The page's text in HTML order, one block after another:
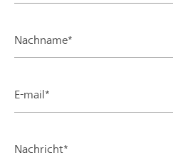
Nachname*
E-mail*
Nachricht*